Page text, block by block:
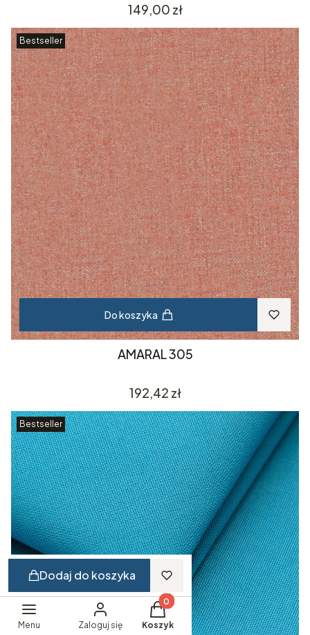
Cena
149,00 zł
Bestseller
Do koszyka
AMARAL 305
Cena
192,42 zł
Bestseller
Dodaj do koszyka
Menu Zaloguj się
Produkty w koszyku: 0. Zobacz
Koszyk